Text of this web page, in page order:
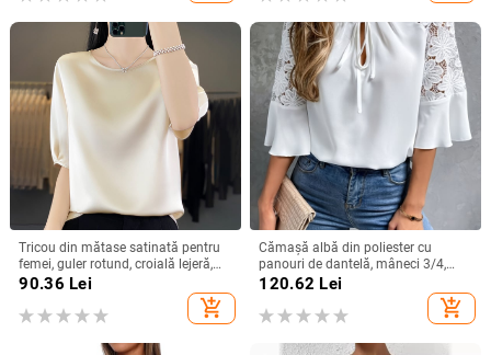
Tricou din mătase satinată pentru
femei, guler rotund, croială lejeră,
mâneci 3/4, top lejer de vară
90.36 Lei
add_shopping_cart
Cămașă albă din poliester cu
panouri de dantelă, mâneci 3/4,
guler rotund, croială lejeră
120.62 Lei
add_shopping_cart